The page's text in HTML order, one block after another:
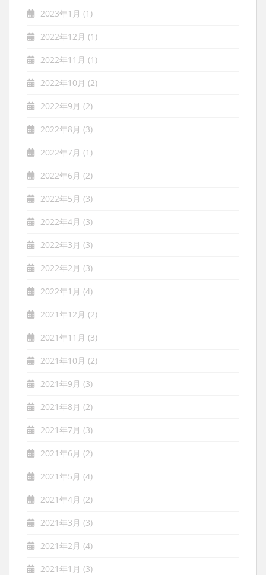
2023年1月 (1)
2022年12月 (1)
2022年11月 (1)
2022年10月 (2)
2022年9月 (2)
2022年8月 (3)
2022年7月 (1)
2022年6月 (2)
2022年5月 (3)
2022年4月 (3)
2022年3月 (3)
2022年2月 (3)
2022年1月 (4)
2021年12月 (2)
2021年11月 (3)
2021年10月 (2)
2021年9月 (3)
2021年8月 (2)
2021年7月 (3)
2021年6月 (2)
2021年5月 (4)
2021年4月 (2)
2021年3月 (3)
2021年2月 (4)
2021年1月 (3)